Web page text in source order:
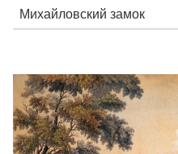
Михайловский замок